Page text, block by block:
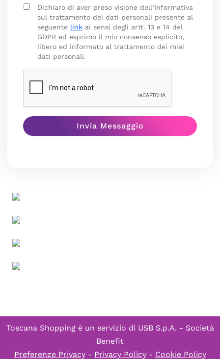
Dichiaro di aver preso visione dell’Informativa
sul trattamento dei dati personali presente al
seguente link ai sensi degli artt. 13 e 14 del
GDPR ed esprimo il mio consenso esplicito,
libero ed informato al trattamento dei miei
dati personali.
Toscana Shopping è un servizio di USB S.p.A. - Società
Benefit
Preferenze Privacy- Privacy Policy- Cookie Policy